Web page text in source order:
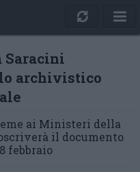
Saracini
archivistico
ai Ministeri della
il documento
febbraio